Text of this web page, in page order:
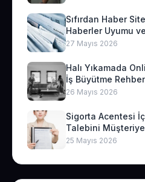
Sıfırdan Haber
Haberler Uyumu
27 Mayıs 2026
Halı Yıkamada
İş Büyütme
26 Mayıs 2026
Sigorta Acentesi
Talebini
25 Mayıs 2026